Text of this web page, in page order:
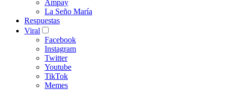
Ampay
La Seño María
Respuestas
Viral
Facebook
Instagram
Twitter
Youtube
TikTok
Memes